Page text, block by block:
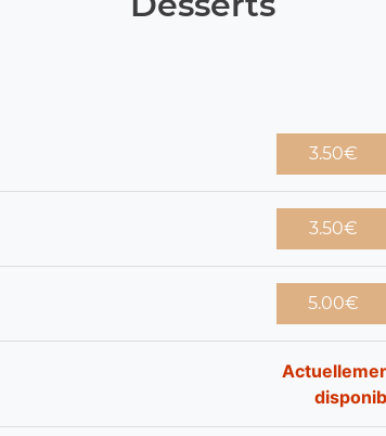
3.50€
3.50€
5.00€